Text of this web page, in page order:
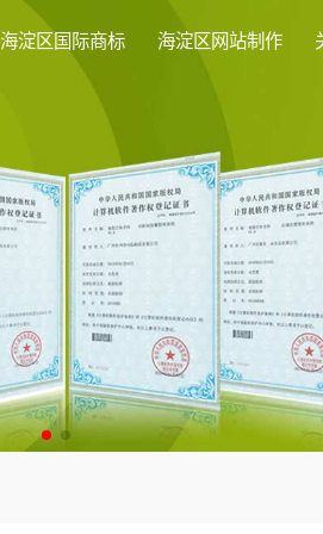
海淀区国际商标 海淀区网站制作